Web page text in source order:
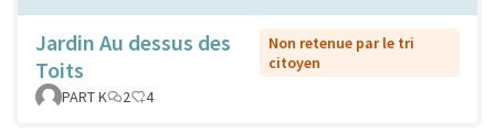
Jardin Au dessus des
Toits
Non retenue par le tri
citoyen
PART K
2 4